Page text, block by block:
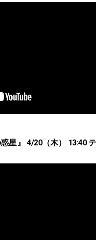
惑星』 4/20（木） 13:40 テ